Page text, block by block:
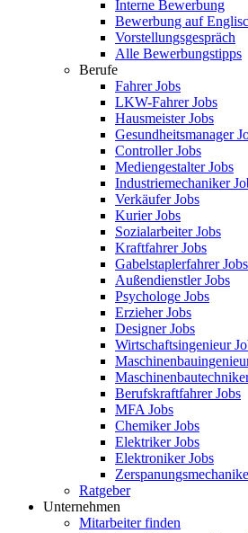
Interne Bewerbung
Bewerbung auf
Vorstellungsgespräch
Alle Bewerbungstipps
Berufe
Fahrer Jobs
LKW-Fahrer Jobs
Hausmeister Jobs
Gesundheitsmanager
Controller Jobs
Mediengestalter Jobs
Industriemechaniker
Verkäufer Jobs
Kurier Jobs
Sozialarbeiter Jobs
Kraftfahrer Jobs
Gabelstaplerfahrer Jobs
Außendienstler Jobs
Psychologe Jobs
Erzieher Jobs
Designer Jobs
Wirtschaftsingenieur
Berufskraftfahrer Jobs
MFA Jobs
Chemiker Jobs
Elektriker Jobs
Elektroniker Jobs
Ratgeber
Unternehmen
Mitarbeiter finden